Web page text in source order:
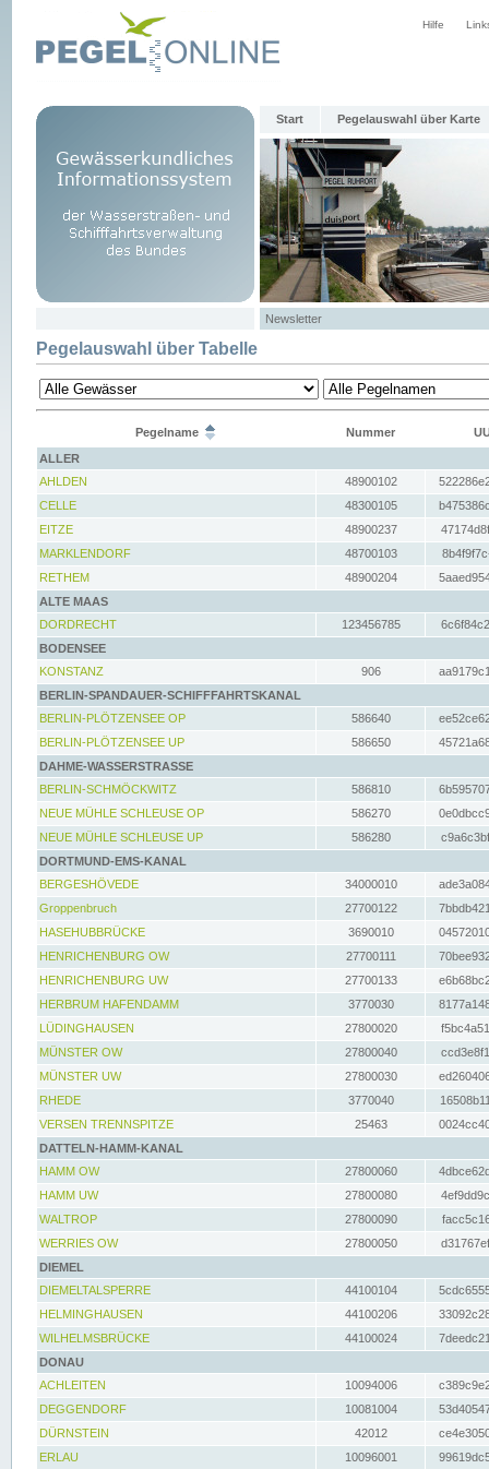
Hilfe
Start Pegelauswahl über Karte
Newsletter
Pegelauswahl über Tabelle
Pegelname Nummer
ALLER
AHLDEN
48900102
CELLE
48300105
EITZE
48900237
MARKLENDORF
48700103
RETHEM
48900204
ALTE MAAS
DORDRECHT
123456785
BODENSEE
KONSTANZ
906
BERLIN-SPANDAUER-SCHIFFFAHRTSKANAL
BERLIN-PLÖTZENSEE OP
586640
BERLIN-PLÖTZENSEE UP
586650
DAHME-WASSERSTRASSE
BERLIN-SCHMÖCKWITZ
586810
NEUE MÜHLE SCHLEUSE OP
586270
NEUE MÜHLE SCHLEUSE UP
586280
DORTMUND-EMS-KANAL
BERGESHÖVEDE
34000010
Groppenbruch
27700122
HASEHUBBRÜCKE
3690010
HENRICHENBURG OW
27700111
HENRICHENBURG UW
27700133
HERBRUM HAFENDAMM
3770030
LÜDINGHAUSEN
27800020
MÜNSTER OW
27800040
MÜNSTER UW
27800030
RHEDE
3770040
VERSEN TRENNSPITZE
25463
DATTELN-HAMM-KANAL
HAMM OW
27800060
HAMM UW
27800080
WALTROP
27800090
WERRIES OW
27800050
DIEMEL
DIEMELTALSPERRE
44100104
HELMINGHAUSEN
44100206
WILHELMSBRÜCKE
44100024
DONAU
ACHLEITEN
10094006
DEGGENDORF
10081004
DÜRNSTEIN
42012
ERLAU
10096001